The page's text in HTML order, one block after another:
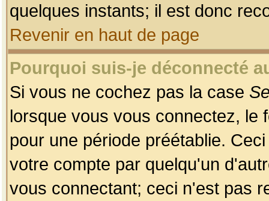
quelques instants; il est donc
Revenir en haut de page
Pourquoi suis-je déconnecté
Si vous ne cochez pas la case
lorsque vous vous connectez, le
pour une période préétablie.
votre compte par quelqu'un
vous connectant; ceci n'est pas